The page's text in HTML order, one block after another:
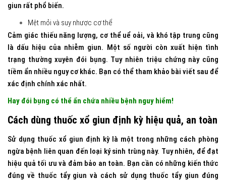
giun rất phổ biến.
Mệt mỏi và suy nhược cơ thể
Cảm giác thiếu năng lượng, cơ thể uể oải, và khó tập trung cũng
là dấu hiệu của nhiễm giun. Một số người còn xuất hiện tình
trạng thường xuyên đói bụng. Tuy nhiên triệu chứng này cũng
tiềm ẩn nhiều nguy cơ khác. Bạn có thể tham khảo bài viết sau để
xác định chính xác nhất.
Hay đói bụng có thể ẩn chứa nhiều bệnh nguy hiểm!
Cách dùng thuốc xổ giun định kỳ hiệu quả, an toàn
Sử dụng thuốc xổ giun định kỳ là một trong những cách phòng
ngừa bệnh liên quan đến loại ký sinh trùng này. Tuy nhiên, để đạt
hiệu quả tối ưu và đảm bảo an toàn. Bạn cần có những kiến thức
đúng về thuốc tẩy giun và cách sử dụng thuốc tẩy giun đúng